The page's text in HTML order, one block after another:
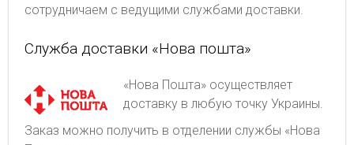
сотрудничаем с ведущими службами доставки.
Служба доставки «Нова пошта»
«Нова Пошта» осуществляет
доставку в любую точку Украины.
Заказ можно получить в отделении службы «Нова